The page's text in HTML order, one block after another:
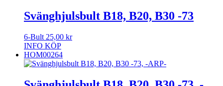
Svänghjulsbult B18, B20, B30 -73
6-Bult 25,00 kr
INFO KÖP
HOM00264